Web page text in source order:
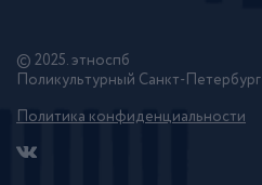
© 2025. этноспб
Поликультурный Санкт-Петербург
Политика конфиденциальности